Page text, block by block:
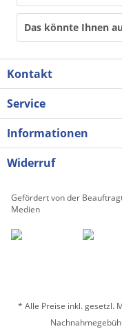
Das könnte Ihnen
Kontakt
Service
Informationen
Widerruf
Gefördert von der
Medien
* Alle Preise inkl. gesetzl.